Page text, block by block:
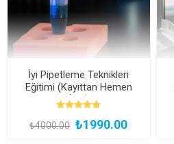
İyi Pipetleme Teknikleri
Eğitimi (Kayıttan Hemen
İzle)
₺4000.00 ₺1990.00